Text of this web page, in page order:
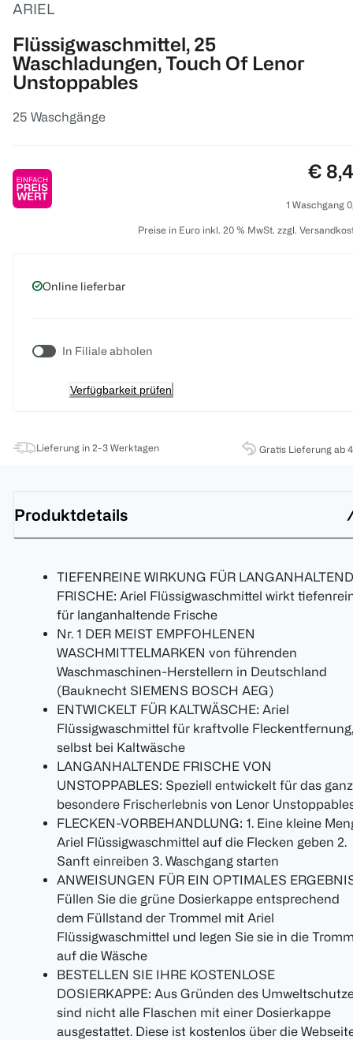
ARIEL
Flüssigwaschmittel, 25
Waschladungen, Touch Of Lenor
Unstoppables
25 Waschgänge
€
1 Waschgang
Preise in Euro inkl. 20 % MwSt. zzgl.
Online lieferbar
In Filiale abholen
Verfügbarkeit prüfen
Lieferung in 2-3 Werktagen Gratis Lieferung ab
Produktdetails
TIEFENREINE WIRKUNG FÜR
FRISCHE: Ariel Flüssigwaschmittel wirkt
für langanhaltende Frische
Nr. 1 DER MEIST EMPFOHLENEN
WASCHMITTELMARKEN von führenden
Waschmaschinen-Herstellern in Deutschland
(Bauknecht SIEMENS BOSCH AEG)
ENTWICKELT FÜR KALTWÄSCHE: Ariel
Flüssigwaschmittel für kraftvolle Fleckentfernung,
selbst bei Kaltwäsche
LANGANHALTENDE FRISCHE VON
UNSTOPPABLES: Speziell entwickelt für das ganz
besondere Frischerlebnis von Lenor
FLECKEN-VORBEHANDLUNG: 1. Eine kleine
Ariel Flüssigwaschmittel auf die Flecken geben 2.
Sanft einreiben 3. Waschgang starten
ANWEISUNGEN FÜR EIN OPTIMALES
Füllen Sie die grüne Dosierkappe entsprechend
dem Füllstand der Trommel mit Ariel
Flüssigwaschmittel und legen Sie sie in die
auf die Wäsche
BESTELLEN SIE IHRE KOSTENLOSE
DOSIERKAPPE: Aus Gründen des
sind nicht alle Flaschen mit einer Dosierkappe
ausgestattet. Diese ist kostenlos über die